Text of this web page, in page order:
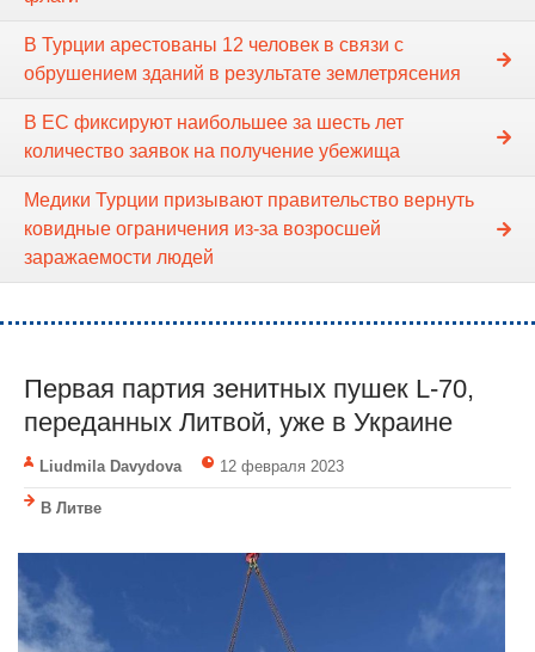
В Турции арестованы 12 человек в связи с
обрушением зданий в результате землетрясения
В ЕС фиксируют наибольшее за шесть лет
количество заявок на получение убежища
Медики Турции призывают правительство вернуть
ковидные ограничения из-за возросшей
заражаемости людей
Первая партия зенитных пушек L-70,
переданных Литвой, уже в Украине
Liudmila Davydova 12 февраля 2023
В Литве